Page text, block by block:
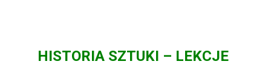
HISTORIA SZTUKI – LEKCJE